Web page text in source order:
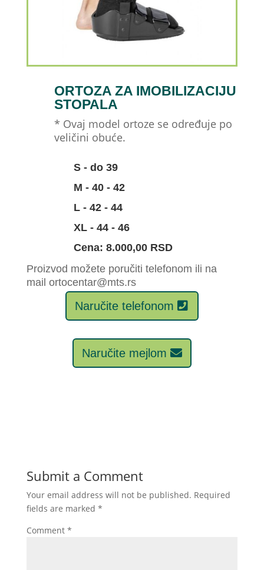
ORTOZA ZA IMOBILIZACIJU
STOPALA
* Ovaj model ortoze se određuje po
veličini obuće.
S - do 39
M - 40 - 42
L - 42 - 44
XL - 44 - 46
Cena: 8.000,00 RSD
Proizvod možete poručiti telefonom ili na
mail ortocentar@mts.rs
Naručite telefonom
Naručite mejlom
Submit a Comment
Your email address will not be published. Required
fields are marked *
Comment *